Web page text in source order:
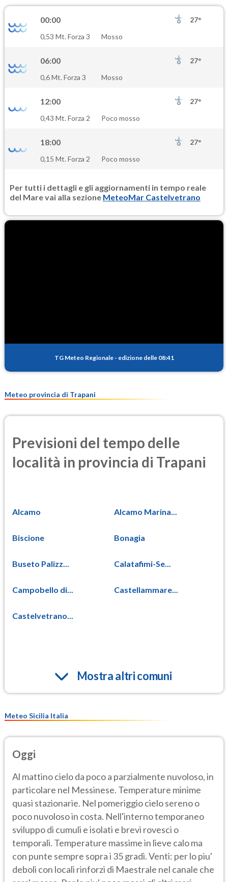
(Diossido di azoto)
PM10
PM25
00:00
27°
0,53 Mt. Forza 3
Mosso
06:00
27°
0,6 Mt. Forza 3
Mosso
12:00
27°
0,43 Mt. Forza 2
Poco mosso
18:00
27°
0,15 Mt. Forza 2
Poco mosso
Per tutti i dettagli e gli aggiornamenti in tempo reale
del Mare vai alla sezione MeteoMar Castelvetrano
TG Meteo Regionale - edizione delle 08:41
Meteo provincia di Trapani
Previsioni del tempo delle
località in provincia di Trapani
Alcamo Alcamo Marina...
Biscione Bonagia
Buseto Palizz... Calatafimi-Se...
Campobello di... Castellammare...
Castelvetrano...
Mostra altri comuni
Meteo Sicilia Italia
Oggi
Al mattino cielo da poco a parzialmente nuvoloso, in
particolare nel Messinese. Temperature minime
quasi stazionarie. Nel pomeriggio cielo sereno o
poco nuvoloso in costa. Nell'interno temporaneo
sviluppo di cumuli e isolati e brevi rovesci o
temporali. Temperature massime in lieve calo ma
con punte sempre sopra i 35 gradi. Venti: per lo piu'
deboli con locali rinforzi di Maestrale nel canale che